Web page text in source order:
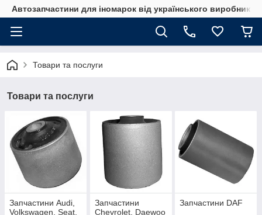
Автозапчастини для іномарок від українського виробника
Товари та послуги
Товари та послуги
Запчастини Audi,
Volkswagen, Seat,
Запчастини
Chevrolet, Daewoo
Запчастини DAF